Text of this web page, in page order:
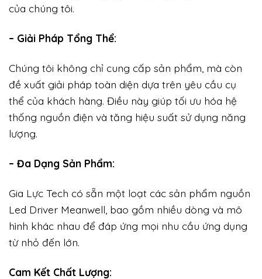
của chúng tôi.
– Giải Pháp Tổng Thể:
Chúng tôi không chỉ cung cấp sản phẩm, mà còn
đề xuất giải pháp toàn diện dựa trên yêu cầu cụ
thể của khách hàng. Điều này giúp tối ưu hóa hệ
thống nguồn điện và tăng hiệu suất sử dụng năng
lượng.
– Đa Dạng Sản Phẩm:
Gia Lực Tech có sẵn một loạt các sản phẩm nguồn
Led Driver Meanwell, bao gồm nhiều dòng và mô
hình khác nhau để đáp ứng mọi nhu cầu ứng dụng
từ nhỏ đến lớn.
Cam Kết Chất Lượng: